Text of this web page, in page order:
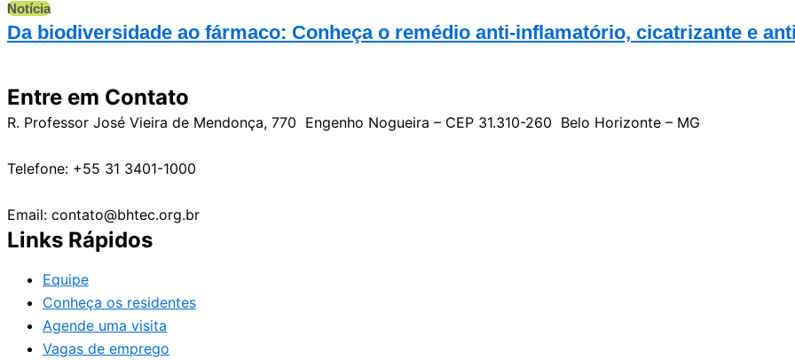
Notícia
Da biodiversidade ao fármaco: Conheça o remédio anti-inflamatório, cicatrizante e
Entre em Contato
R. Professor José Vieira de Mendonça, 770 Engenho Nogueira – CEP 31.310-260 Belo Horizonte – MG
Telefone: +55 31 3401-1000
Email: contato@bhtec.org.br
Links Rápidos
Equipe
Conheça os residentes
Agende uma visita
Vagas de emprego